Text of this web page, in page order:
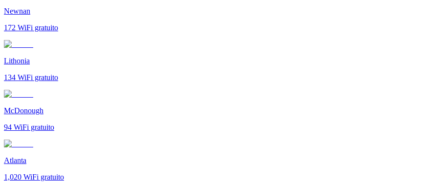
Newnan
172 WiFi gratuito
Lithonia
134 WiFi gratuito
McDonough
94 WiFi gratuito
Atlanta
1,020 WiFi gratuito